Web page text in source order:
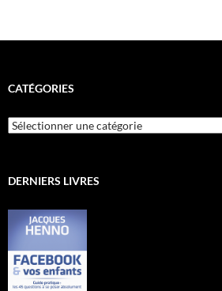
CATÉGORIES
Catégories
DERNIERS LIVRES